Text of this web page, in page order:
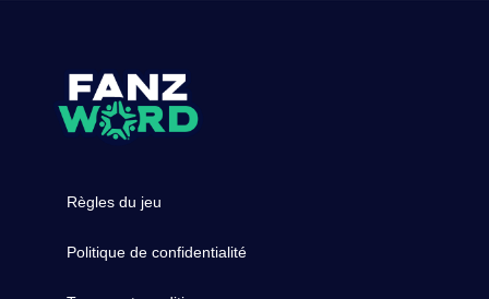
Règles du jeu
Politique de confidentialité